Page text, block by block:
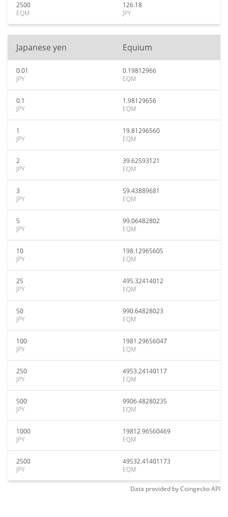
2500
EQM
126.18
JPY
Japanese yen Equium
0.01
JPY
0.19812966
EQM
0.1
JPY
1.98129656
EQM
1
JPY
19.81296560
EQM
2
JPY
39.62593121
EQM
3
JPY
59.43889681
EQM
5
JPY
99.06482802
EQM
10
JPY
198.12965605
EQM
25
JPY
495.32414012
EQM
50
JPY
990.64828023
EQM
100
JPY
1981.29656047
EQM
250
JPY
4953.24140117
EQM
500
JPY
9906.48280235
EQM
1000
JPY
19812.96560469
EQM
2500
JPY
49532.41401173
EQM
Data provided byCoingeckoAPI